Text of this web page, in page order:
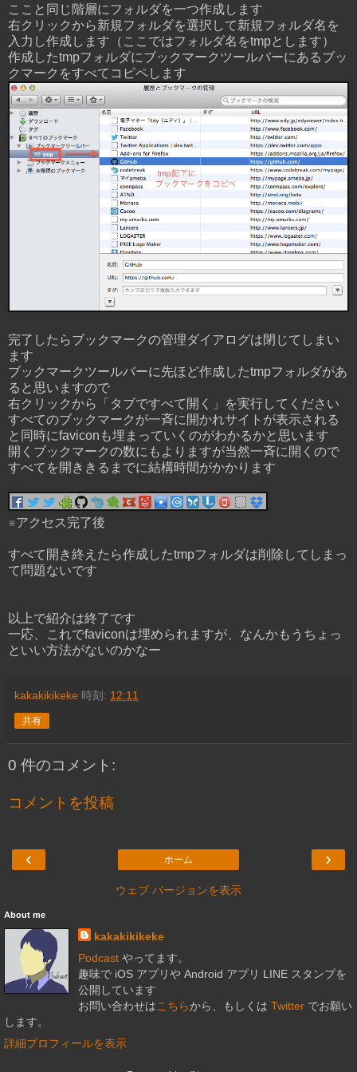
ここと同じ階層にフォルダを一つ作成します
右クリックから新規フォルダを選択して新規フォルダ名を
入力し作成します（ここではフォルダ名をtmpとします）
作成したtmpフォルダにブックマークツールバーにあるブッ
クマークをすべてコピペします
完了したらブックマークの管理ダイアログは閉じてしまい
ます
ブックマークツールバーに先ほど作成したtmpフォルダがあ
ると思いますので
右クリックから「タブですべて開く」を実行してください
すべてのブックマークが一斉に開かれサイトが表示される
と同時にfaviconも埋まっていくのがわかるかと思います
開くブックマークの数にもよりますが当然一斉に開くので
すべてを開ききるまでに結構時間がかかります
※アクセス完了後
すべて開き終えたら作成したtmpフォルダは削除してしまっ
て問題ないです
以上で紹介は終了です
一応、これでfaviconは埋められますが、なんかもうちょっ
といい方法がないのかなー
kakakikikeke 時刻: 12:11
共有
0 件のコメント:
コメントを投稿
‹ ›
ホーム
ウェブ バージョンを表示
About me
kakakikikeke
Podcastやってます。
趣味で iOS アプリや Android アプリ LINE スタンプを
公開しています
お問い合わせはこちらから、もしくは Twitterでお願い
します。
詳細プロフィールを表示